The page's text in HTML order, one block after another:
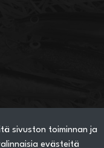
sivuston toiminnan ja
evästeitä